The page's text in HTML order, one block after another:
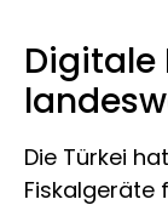
Digitale
Die Türkei
Fiskalgeräte